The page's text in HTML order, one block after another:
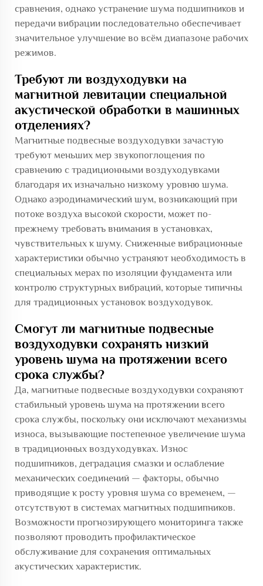
сравнения, однако устранение шума подшипников и
передачи вибрации последовательно обеспечивает
значительное улучшение во всём диапазоне рабочих
режимов.
Требуют ли воздуходувки на
магнитной левитации специальной
акустической обработки в машинных
отделениях?
Магнитные подвесные воздуходувки зачастую
требуют меньших мер звукопоглощения по
сравнению с традиционными воздуходувками
благодаря их изначально низкому уровню шума.
Однако аэродинамический шум, возникающий при
потоке воздуха высокой скорости, может по-
прежнему требовать внимания в установках,
чувствительных к шуму. Сниженные вибрационные
характеристики обычно устраняют необходимость в
специальных мерах по изоляции фундамента или
контролю структурных вибраций, которые типичны
для традиционных установок воздуходувок.
Смогут ли магнитные подвесные
воздуходувки сохранять низкий
уровень шума на протяжении всего
срока службы?
Да, магнитные подвесные воздуходувки сохраняют
стабильный уровень шума на протяжении всего
срока службы, поскольку они исключают механизмы
износа, вызывающие постепенное увеличение шума
в традиционных воздуходувках. Износ
подшипников, деградация смазки и ослабление
механических соединений — факторы, обычно
приводящие к росту уровня шума со временем, —
отсутствуют в системах магнитных подшипников.
Возможности прогнозирующего мониторинга также
позволяют проводить профилактическое
обслуживание для сохранения оптимальных
акустических характеристик.